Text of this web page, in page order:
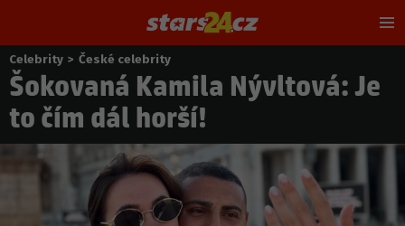
Nacházíte
se
zde:
Celebrity > České celebrity
Šokovaná Kamila Nývltová: Je
to čím dál horší!